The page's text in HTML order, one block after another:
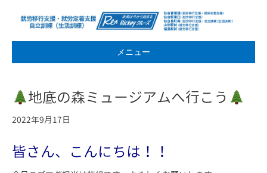
メニュー
地底の森ミュージアムへ行こう
2022年9月17日
皆さん、こんにちは！！